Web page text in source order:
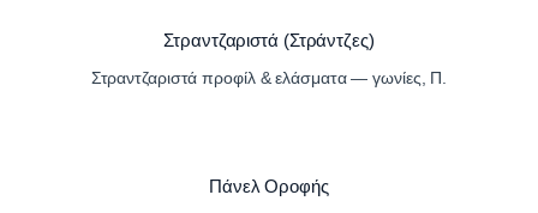
Στραντζαριστά (Στράντζες)
Στραντζαριστά προφίλ & ελάσματα — γωνίες, Π.
Πάνελ Οροφής